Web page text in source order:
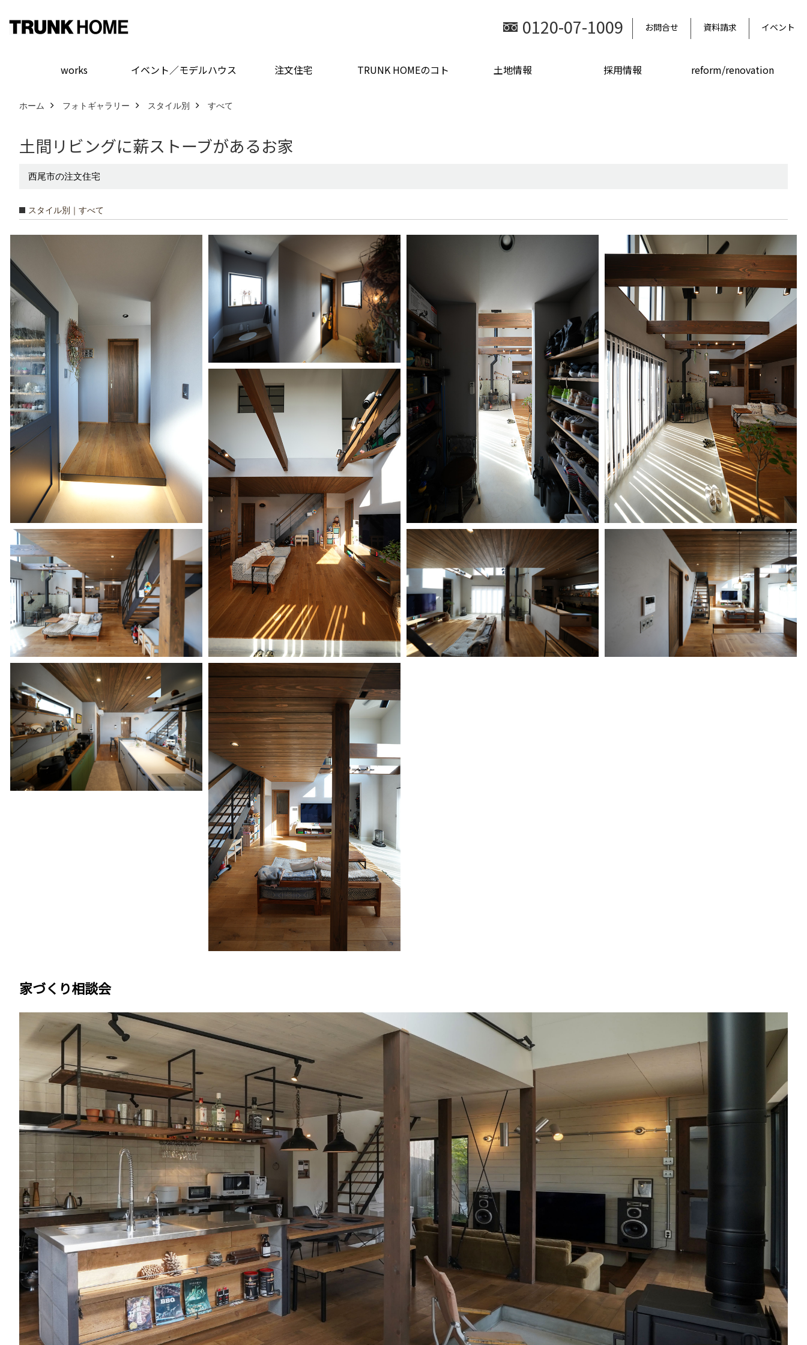
0120-07-1009 お問合せ 資料請求 イベント
works イベント／モデルハウス 注文住宅 TRUNK HOMEのコト 土地情報 採用情報 reform/renovation
ホーム フォトギャラリー スタイル別 すべて
土間リビングに薪ストーブがあるお家
西尾市の注文住宅
スタイル別｜すべて
家づくり相談会